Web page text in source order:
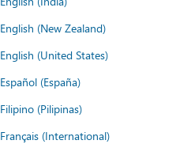
English (New Zealand)
English (United States)
Español (España)
Filipino (Pilipinas)
Français (International)